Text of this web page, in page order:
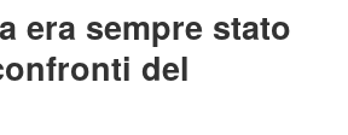
era sempre stato
del